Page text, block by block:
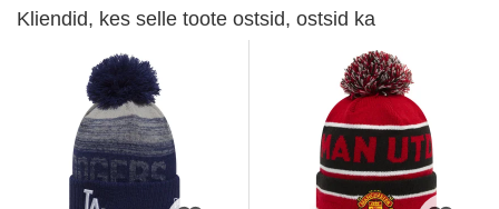
Kliendid, kes selle toote ostsid, ostsid ka